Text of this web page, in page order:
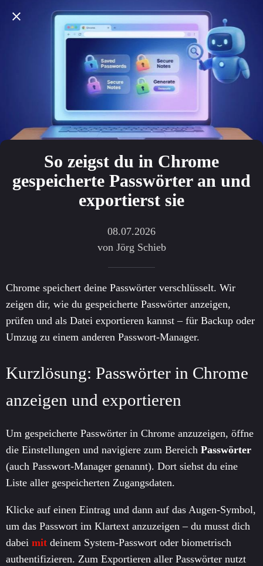
So zeigst du in Chrome
gespeicherte Passwörter an und
exportierst sie
08.07.2026
von Jörg Schieb
Chrome speichert deine Passwörter verschlüsselt. Wir
zeigen dir, wie du gespeicherte Passwörter anzeigen,
prüfen und als Datei exportieren kannst – für Backup oder
Umzug zu einem anderen Passwort-Manager.
Kurzlösung: Passwörter in Chrome
anzeigen und exportieren
Um gespeicherte Passwörter in Chrome anzuzeigen, öffne
die Einstellungen und navigiere zum Bereich Passwörter
(auch Passwort-Manager genannt). Dort siehst du eine
Liste aller gespeicherten Zugangsdaten.
Klicke auf einen Eintrag und dann auf das Augen-Symbol,
um das Passwort im Klartext anzuzeigen – du musst dich
dabei mit deinem System-Passwort oder biometrisch
authentifizieren. Zum Exportieren aller Passwörter nutzt